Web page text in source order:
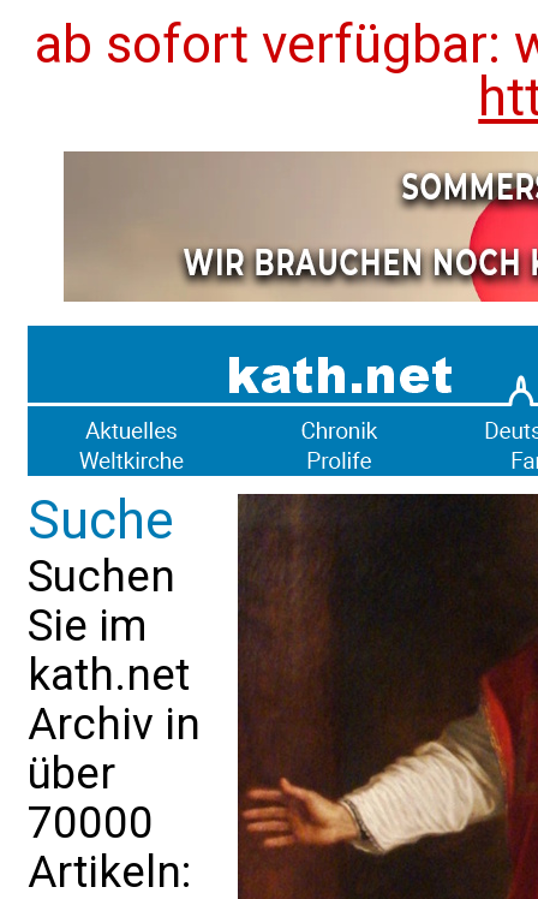
ab sofort verfügbar:
Suche
Suchen
Sie im
kath.net
Archiv in
über
70000
Artikeln: